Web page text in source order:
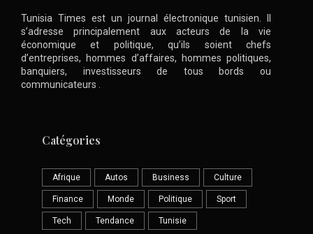
Tunisia Times est un journal électronique tunisien. Il
s’adresse principalement aux acteurs de la vie
économique et politique, qu’ils soient chefs
d’entreprises, hommes d’affaires, hommes politiques,
banquiers, investisseurs de tous bords ou
communicateurs .
Catégories
Afrique Autos Business Culture
Finance Monde Politique Sport
Tech Tendance Tunisie